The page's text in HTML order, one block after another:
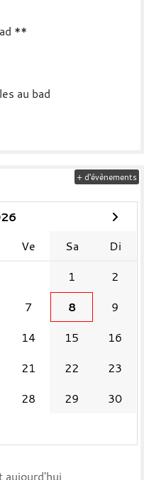
**
au bad
Ve Sa
Di
1
2
7 8
9
14 15
16
21 22
23
28 29
30
aujourd'hui
+ d'évènements